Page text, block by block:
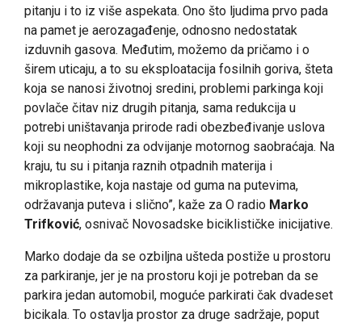
pitanju i to iz više aspekata. Ono što ljudima prvo pada
na pamet je aerozagađenje, odnosno nedostatak
izduvnih gasova. Međutim, možemo da pričamo i o
širem uticaju, a to su eksploatacija fosilnih goriva, šteta
koja se nanosi životnoj sredini, problemi parkinga koji
povlače čitav niz drugih pitanja, sama redukcija u
potrebi uništavanja prirode radi obezbeđivanje uslova
koji su neophodni za odvijanje motornog saobraćaja. Na
kraju, tu su i pitanja raznih otpadnih materija i
mikroplastike, koja nastaje od guma na putevima,
održavanja puteva i slično”, kaže za O radio Marko
Trifković, osnivač Novosadske biciklističke inicijative.
Marko dodaje da se ozbiljna ušteda postiže u prostoru
za parkiranje, jer je na prostoru koji je potreban da se
parkira jedan automobil, moguće parkirati čak dvadeset
bicikala. To ostavlja prostor za druge sadržaje, poput